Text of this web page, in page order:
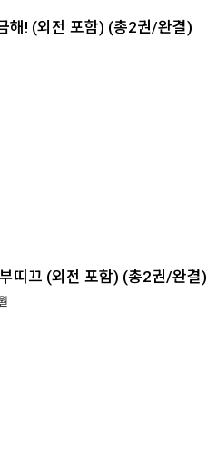
해! (외전 포함) (총2권/완결)
띠끄 (외전 포함) (총2권/완결)